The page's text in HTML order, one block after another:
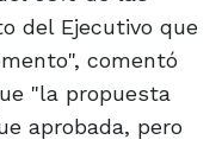
del Ejecutivo que
comentó
"la propuesta
aprobada, pero